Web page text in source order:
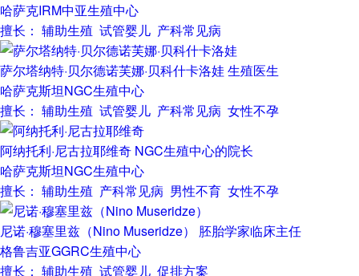
哈萨克IRM中亚生殖中心
擅长： 辅助生殖 试管婴儿 产科常见病
萨尔塔纳特·贝尔德诺芙娜·贝科什卡洛娃生殖医生
哈萨克斯坦NGC生殖中心
擅长： 辅助生殖 试管婴儿 产科常见病 女性不孕
阿纳托利·尼古拉耶维奇 NGC生殖中心的院长
哈萨克斯坦NGC生殖中心
擅长： 辅助生殖 产科常见病 男性不育 女性不孕
尼诺·穆塞里兹（Nino Museridze） 胚胎学家临床主任
格鲁吉亚GGRC生殖中心
擅长： 辅助生殖 试管婴儿 促排方案